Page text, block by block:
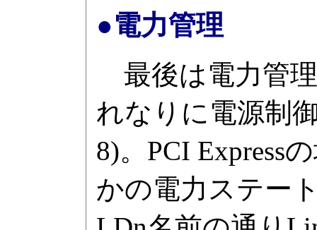
●電力管理
最後は電力管理
れなりに電源制
8)。PCI Express
かの電力ステー